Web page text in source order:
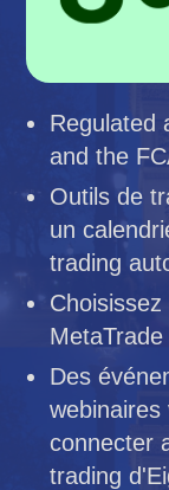
Regulated
and the
Outils de
un
trading
Des
connecter
trading